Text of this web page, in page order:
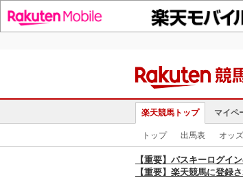
楽天競馬トップ マイペ
トップ 出馬表 オッズ
【重要】パスキーログイ
【重要】楽天競馬に登録